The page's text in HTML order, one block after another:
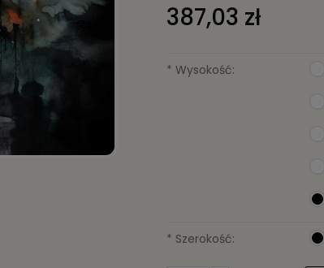
387,03 zł
* Wysokość:
* Szerokość: